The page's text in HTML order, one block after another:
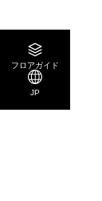
フロアガイド
JP